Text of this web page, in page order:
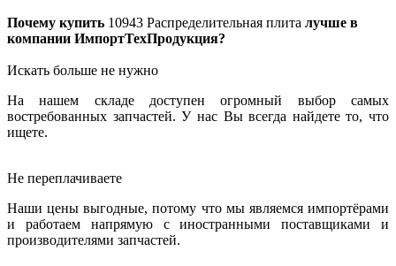
Почему купить 10943 Распределительная плита лучше в
компании ИмпортТехПродукция?
Искать больше не нужно
На нашем складе доступен огромный выбор самых
востребованных запчастей. У нас Вы всегда найдете то, что
ищете.
Не переплачиваете
Наши цены выгодные, потому что мы являемся импортёрами
и работаем напрямую с иностранными поставщиками и
производителями запчастей.